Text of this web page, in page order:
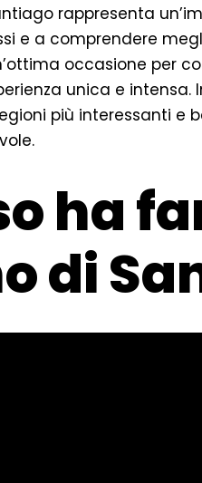
rappresenta
e a comprendere
occasione per
unica e
più interessanti e
ha
di